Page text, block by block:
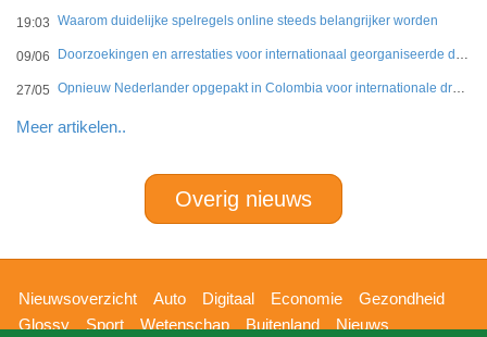
19:03 Waarom duidelijke spelregels online steeds belangrijker worden
09/06 Doorzoekingen en arrestaties voor internationaal georganiseerde drugshandel in Duitsland en Nederland
27/05 Opnieuw Nederlander opgepakt in Colombia voor internationale drugshandel
Meer artikelen..
Overig nieuws
Hoofdnavigatie
Nieuwsoverzicht Auto Digitaal Economie
Gezondheid
Glossy
Sport Wetenschap Buitenland Nieuws